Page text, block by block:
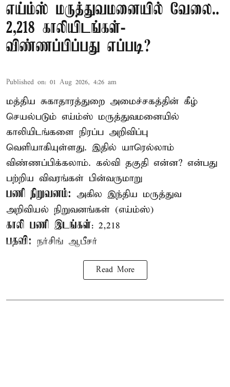
எய்ம்ஸ் மருத்துவமனையில் வேலை..
2,218 காலியிடங்கள்-
விண்ணப்பிப்பது எப்படி?
Published on: 01 Aug 2026, 4:26 am
மத்திய சுகாதாரத்துறை அமைச்சகத்தின் கீழ்
செயல்படும் எய்ம்ஸ் மருத்துவமனையில்
காலியிடங்களை நிரப்ப அறிவிப்பு
வெளியாகியுள்ளது. இதில் யாரெல்லாம்
விண்ணப்பிக்கலாம். கல்வி தகுதி என்ன? என்பது
பற்றிய விவரங்கள் பின்வருமாறு
பணி நிறுவனம்: அகில இந்திய மருத்துவ
அறிவியல் நிறுவனங்கள் (எய்ம்ஸ்)
காலி பணி இடங்கள்: 2,218
பதவி: நர்சிங் ஆபீசர்
Read More